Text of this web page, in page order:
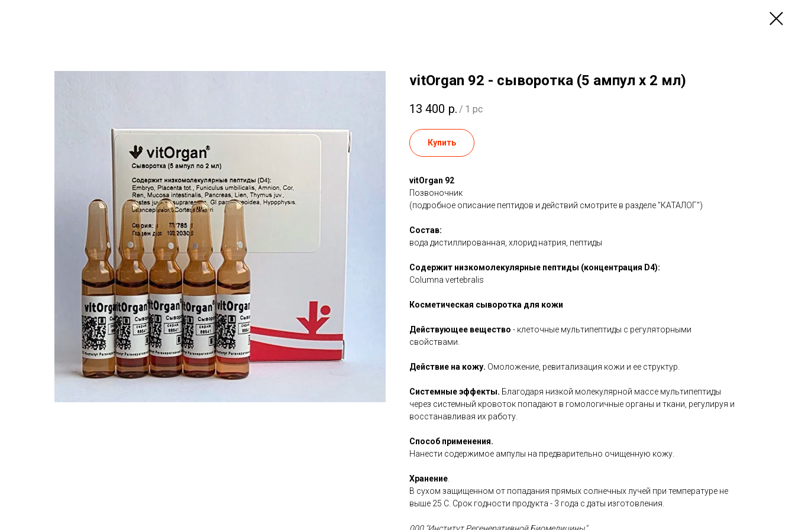
vitOrgan 92 - сыворотка (5 ампул x 2 мл)
13 400 р. / 1 pc
Купить
vitOrgan 92
Позвоночник
(подробное описание пептидов и действий смотрите в разделе "КАТАЛОГ")
Состав:
вода дистиллированная, хлорид натрия, пептиды
Содержит низкомолекулярные пептиды (концентрация D4):
Columna vertebralis
Косметическая сыворотка для кожи
Действующее вещество - клеточные мультипептиды с регуляторными
свойствами.
Действие на кожу. Омоложение, ревитализация кожи и ее структур.
Системные эффекты. Благодаря низкой молекулярной массе мультипептиды
через системный кровоток попадают в гомологичные органы и ткани, регулируя и
восстанавливая их работу.
Способ применения.
Нанести содержимое ампулы на предварительно очищенную кожу.
Хранение
В сухом защищенном от попадания прямых солнечных лучей при температуре не
выше 25 С. Срок годности продукта - 3 года с даты изготовления.
000 "Институт Регенеративной Биомедицины"